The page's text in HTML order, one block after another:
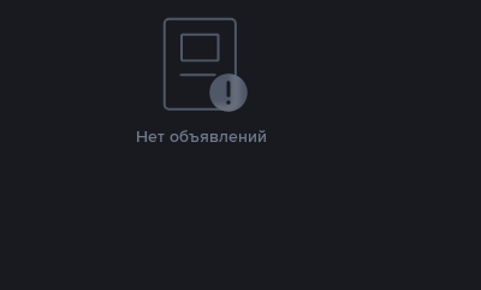
Нет объявлений